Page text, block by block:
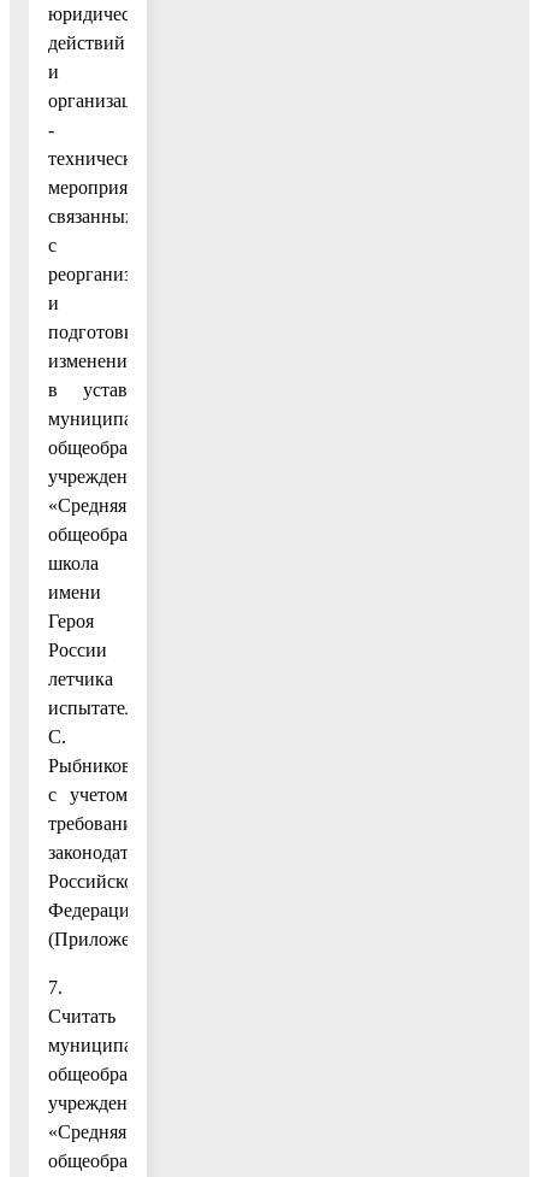
юридических
действий
и
организационно
-
технических
мероприятий,
связанных
с
реорганизацией
и
подготовкой
изменений
в устав
муниципального
общеобразовательного
учреждения
«Средняя
общеобразовательная
школа
имени
Героя
России
летчика
испытателя
С.
Рыбникова»
с учетом
требований
законодательства
Российской
Федерации.
(Приложение.)
7.
Считать
муниципальное
общеобразовательное
учреждение
«Средняя
общеобразовательная